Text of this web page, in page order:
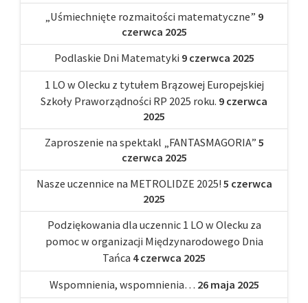
„Uśmiechnięte rozmaitości matematyczne” 9
czerwca 2025
Podlaskie Dni Matematyki 9 czerwca 2025
1 LO w Olecku z tytułem Brązowej Europejskiej
Szkoły Praworządności RP 2025 roku. 9 czerwca
2025
Zaproszenie na spektakl „FANTASMAGORIA” 5
czerwca 2025
Nasze uczennice na METROLIDZE 2025! 5 czerwca
2025
Podziękowania dla uczennic 1 LO w Olecku za
pomoc w organizacji Międzynarodowego Dnia
Tańca 4 czerwca 2025
Wspomnienia, wspomnienia… 26 maja 2025